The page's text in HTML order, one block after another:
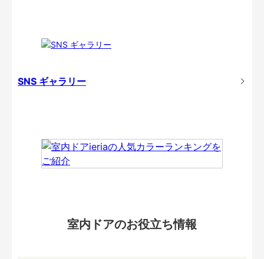
SNS ギャラリー
室内ドアのお役立ち情報